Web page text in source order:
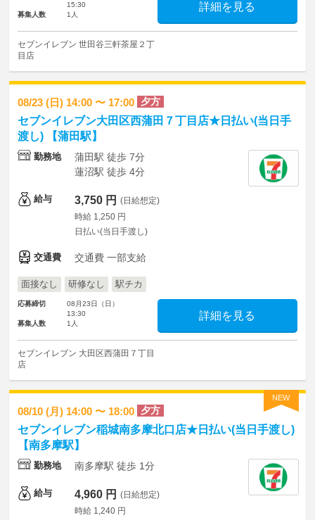
15:30
募集人数
1人
詳細を見る
セブンイレブン 世田谷三軒茶屋２丁
目店
08/23 (日) 14:00 〜 17:00 夕方
セブンイレブン大田区西蒲田７丁目店★日払い(当日手
渡し) 【蒲田駅】
勤務地
蒲田駅 徒歩 7分
蓮沼駅 徒歩 4分
給与 3,750 円 (日給想定)
時給 1,250 円
日払い(当日手渡し)
交通費 交通費 一部支給
面接なし 研修なし 駅チカ
応募締切
08月23日（日）
13:30
募集人数
1人
詳細を見る
セブンイレブン 大田区西蒲田７丁目
店
NEW
08/10 (月) 14:00 〜 18:00 夕方
セブンイレブン稲城南多摩北口店★日払い(当日手渡し)
【南多摩駅】
勤務地 南多摩駅 徒歩 1分
給与 4,960 円 (日給想定)
時給 1,240 円